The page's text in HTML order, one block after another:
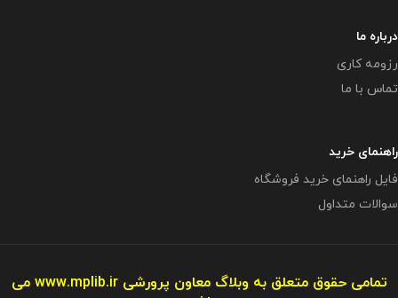
درباره ما
رزومه کاری
تماس با ما
راهنمای خرید
فایل راهنمای خرید فروشگاه
سوالات متداول
تمامی حقوق متعلق به وبلاگ معاون پرورشیwww.mplib.ir می